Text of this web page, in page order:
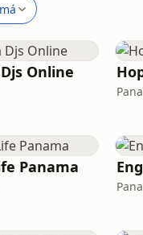
Online
Panama